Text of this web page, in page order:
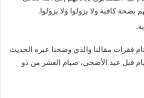
بصحة كافية ولا يزولوا ولا يزولوا.
فقرات مقالنا والذي وضحنا عبره الحديث
قبل عيد الأضحى، صيام العشر من ذو